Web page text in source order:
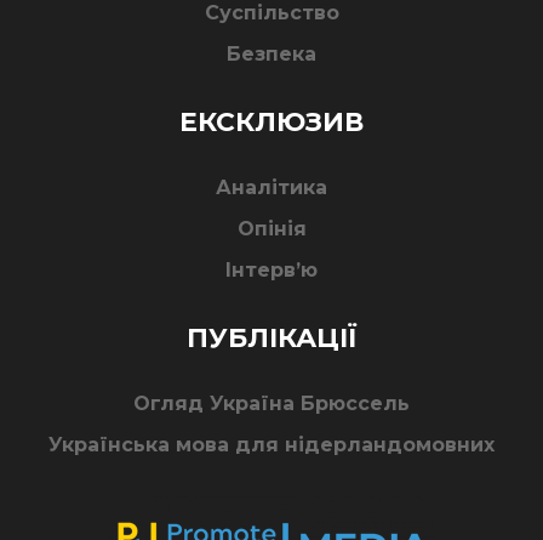
Суспільство
Безпека
ЕКСКЛЮЗИВ
Аналітика
Опінія
Інтерв’ю
ПУБЛІКАЦІЇ
Огляд Україна Брюссель
Українська мова для нідерландомовних